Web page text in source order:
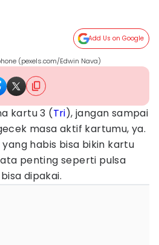
Add Us on Google
(pexels.com/Edwin Nava)
kartu 3 (Tri), jangan sampai
masa aktif kartumu, ya.
habis bisa bikin kartu
penting seperti pulsa
dipakai.